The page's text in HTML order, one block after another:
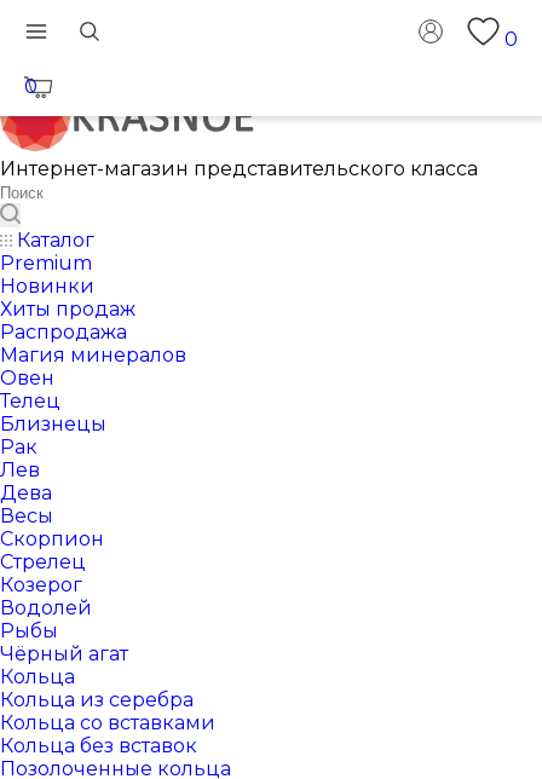
0
0
Интернет-магазин представительского класса
Каталог
Premium
Новинки
Хиты продаж
Распродажа
Магия минералов
Овен
Телец
Близнецы
Рак
Лев
Дева
Весы
Скорпион
Стрелец
Козерог
Водолей
Рыбы
Чёрный агат
Кольца
Кольца из серебра
Кольца со вставками
Кольца без вставок
Позолоченные кольца